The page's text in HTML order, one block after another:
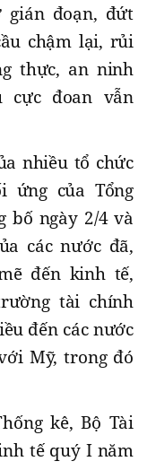
gián đoạn, đứt
chậm lại, rủi
thực, an ninh
cực đoan vẫn
nhiều tổ chức
ứng của Tổng
bố ngày 2/4 và
các nước đã,
đến kinh tế,
tài chính
đến các nước
Mỹ, trong đó
kê, Bộ Tài
tế quý I năm